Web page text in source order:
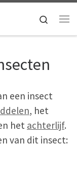
Search
een insect
, het
het achterlijf.
van dit insect: